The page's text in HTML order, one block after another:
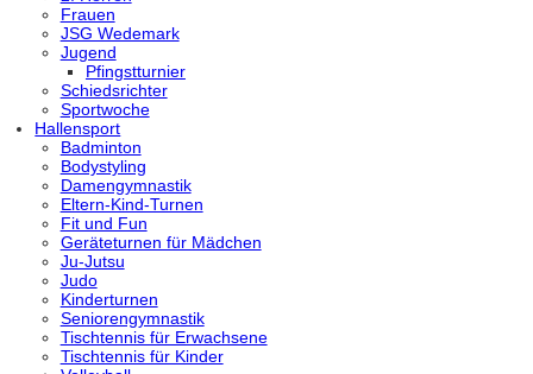
Frauen
JSG Wedemark
Jugend
Pfingstturnier
Schiedsrichter
Sportwoche
Hallensport
Badminton
Bodystyling
Damengymnastik
Eltern-Kind-Turnen
Fit und Fun
Geräteturnen für Mädchen
Ju-Jutsu
Judo
Kinderturnen
Seniorengymnastik
Tischtennis für Erwachsene
Tischtennis für Kinder